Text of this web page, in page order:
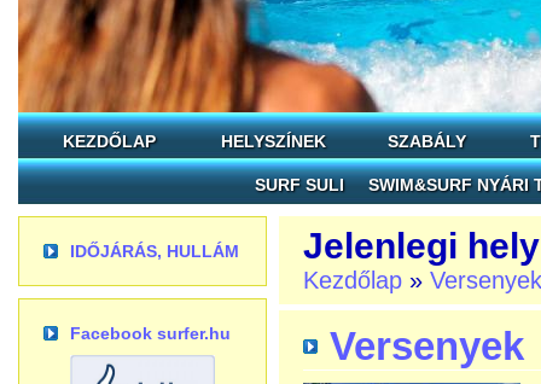
KEZDŐLAP HELYSZÍNEK SZABÁLY
SURF SULI SWIM&SURF NYÁRI
IDŐJÁRÁS, HULLÁM
Facebook surfer.hu
Jelenlegi hely
Kezdőlap » Versenyek
Versenyek